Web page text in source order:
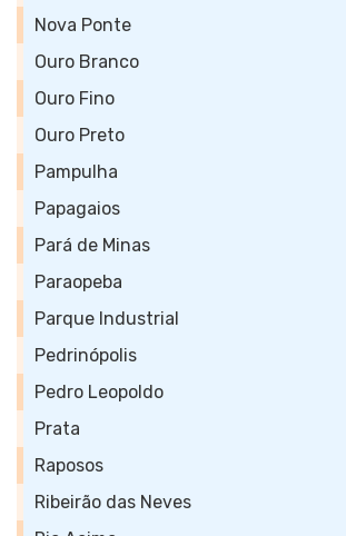
Nova Ponte
Ouro Branco
Ouro Fino
Ouro Preto
Pampulha
Papagaios
Pará de Minas
Paraopeba
Parque Industrial
Pedrinópolis
Pedro Leopoldo
Prata
Raposos
Ribeirão das Neves